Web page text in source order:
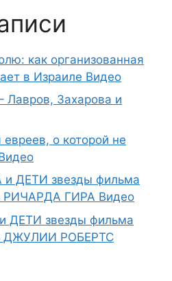
как организованная
в Израиле Видео
Лавров, Захарова и
о которой не
и ДЕТИ звезды фильма
РИЧАРДА ГИРА Видео
ДЕТИ звезды фильма
ДЖУЛИИ РОБЕРТС